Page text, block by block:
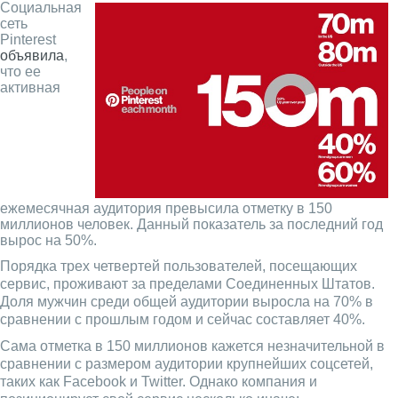
Социальная
сеть
Pinterest
объявила,
что ее
активная
ежемесячная аудитория превысила отметку в 150
миллионов человек. Данный показатель за последний год
вырос на 50%.
Порядка трех четвертей пользователей, посещающих
сервис, проживают за пределами Соединенных Штатов.
Доля мужчин среди общей аудитории выросла на 70% в
сравнении с прошлым годом и сейчас составляет 40%.
Сама отметка в 150 миллионов кажется незначительной в
сравнении с размером аудитории крупнейших соцсетей,
таких как Facebook и Twitter. Однако компания и